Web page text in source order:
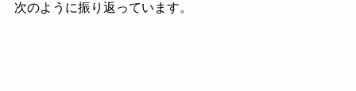
次のように振り返っています。